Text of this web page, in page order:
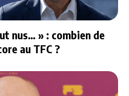
nus… » : combien de
au TFC ?